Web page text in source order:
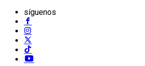
síguenos